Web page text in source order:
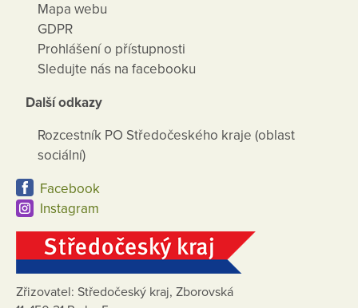
Mapa webu
GDPR
Prohlášení o přístupnosti
Sledujte nás na facebooku
Další odkazy
Rozcestník PO Středočeského kraje (oblast
sociální)
Facebook
Instagram
Zřizovatel: Středočeský kraj, Zborovská